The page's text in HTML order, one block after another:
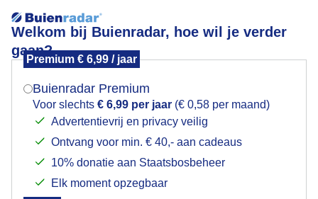
Welkom bij Buienradar, hoe wil je verder
gaan?
Premium € 6,99 / jaar
Buienradar Premium
Voor slechts € 6,99 per jaar (€ 0,58 per maand)
Advertentievrij en privacy veilig
Ontvang voor min. € 40,- aan cadeaus
10% donatie aan Staatsbosbeheer
Elk moment opzegbaar
wolkenvelden
Mogen we je locatie gebruiken voor het
Indien je hier nog geen akkoord op hebt gegeven,
verschijnt er zo een pop-up uit je browser waarin